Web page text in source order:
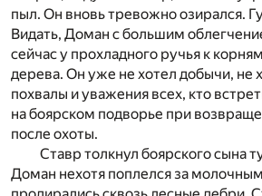
пыл. Он вновь тревожно озирался.
Видать, Доман с большим
сейчас у прохладного ручья к
дерева. Он уже не хотел добычи, не
похвалы и уважения всех, кто
на боярском подворье при
после охоты.
Ставр толкнул боярского сына
Доман нехотя поплелся за